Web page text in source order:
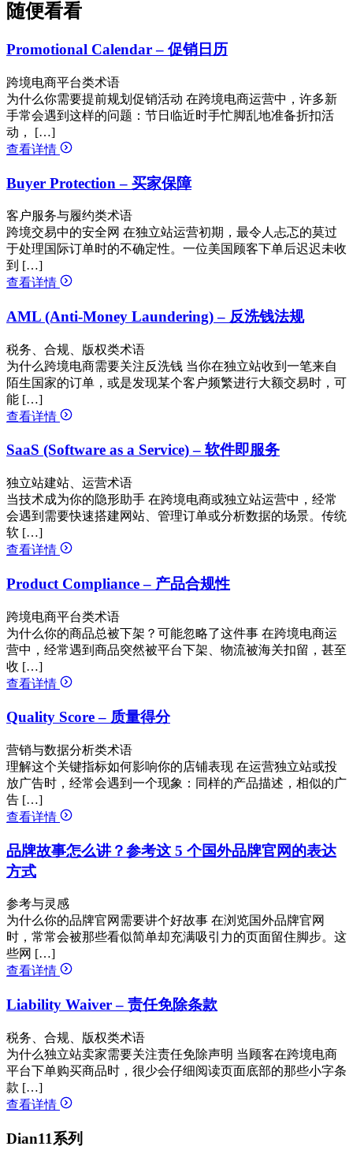
随便看看
Promotional Calendar – 促销日历
跨境电商平台类术语
为什么你需要提前规划促销活动 在跨境电商运营中，许多新
手常会遇到这样的问题：节日临近时手忙脚乱地准备折扣活
动， […]
查看详情
Buyer Protection – 买家保障
客户服务与履约类术语
跨境交易中的安全网 在独立站运营初期，最令人忐忑的莫过
于处理国际订单时的不确定性。一位美国顾客下单后迟迟未收
到 […]
查看详情
AML (Anti-Money Laundering) – 反洗钱法规
税务、合规、版权类术语
为什么跨境电商需要关注反洗钱 当你在独立站收到一笔来自
陌生国家的订单，或是发现某个客户频繁进行大额交易时，可
能 […]
查看详情
SaaS (Software as a Service) – 软件即服务
独立站建站、运营术语
当技术成为你的隐形助手 在跨境电商或独立站运营中，经常
会遇到需要快速搭建网站、管理订单或分析数据的场景。传统
软 […]
查看详情
Product Compliance – 产品合规性
跨境电商平台类术语
为什么你的商品总被下架？可能忽略了这件事 在跨境电商运
营中，经常遇到商品突然被平台下架、物流被海关扣留，甚至
收 […]
查看详情
Quality Score – 质量得分
营销与数据分析类术语
理解这个关键指标如何影响你的店铺表现 在运营独立站或投
放广告时，经常会遇到一个现象：同样的产品描述，相似的广
告 […]
查看详情
品牌故事怎么讲？参考这 5 个国外品牌官网的表达
方式
参考与灵感
为什么你的品牌官网需要讲个好故事 在浏览国外品牌官网
时，常常会被那些看似简单却充满吸引力的页面留住脚步。这
些网 […]
查看详情
Liability Waiver – 责任免除条款
税务、合规、版权类术语
为什么独立站卖家需要关注责任免除声明 当顾客在跨境电商
平台下单购买商品时，很少会仔细阅读页面底部的那些小字条
款 […]
查看详情
Dian11系列